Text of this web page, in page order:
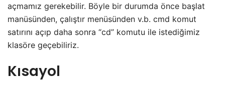
açmamız gerekebilir. Böyle bir durumda önce başlat
manüsünden, çalıştır menüsünden v.b. cmd komut
satırını açıp daha sonra “cd” komutu ile istediğimiz
klasöre geçebiliriz.
Kısayol